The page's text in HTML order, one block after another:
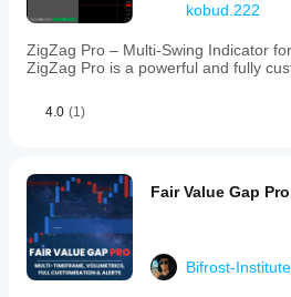
kobud.222
ZigZag Pro – Multi-Swing Indicator
ZigZag Pro is a powerful and fully
4.0 (1)
Fair Value Gap Pro
Bifrost-Institute